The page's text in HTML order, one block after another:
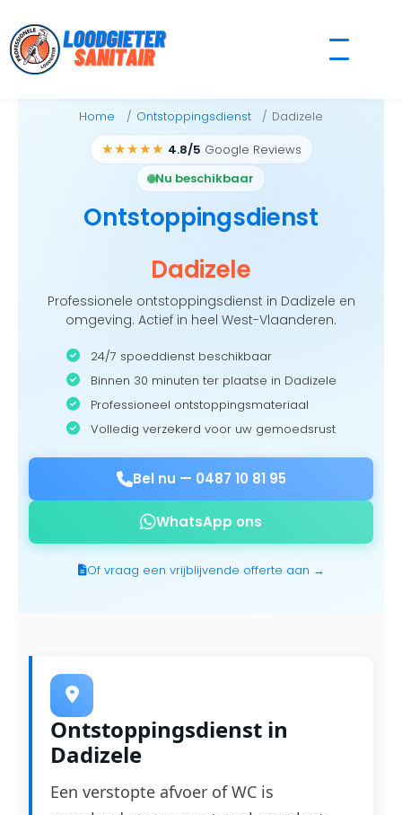
to
content
Home Ontstoppingsdienst Dadizele
★★★★★ 4.8/5 Google Reviews
Nu beschikbaar
Ontstoppingsdienst
Dadizele
Professionele ontstoppingsdienst in Dadizele en
omgeving. Actief in heel West-Vlaanderen.
24/7 spoeddienst beschikbaar
Binnen 30 minuten ter plaatse in Dadizele
Professioneel ontstoppingsmateriaal
Volledig verzekerd voor uw gemoedsrust
Bel nu — 0487 10 81 95
WhatsApp ons
Of vraag een vrijblijvende offerte aan →
Ontstoppingsdienst in
Dadizele
Een verstopte afvoer of WC is